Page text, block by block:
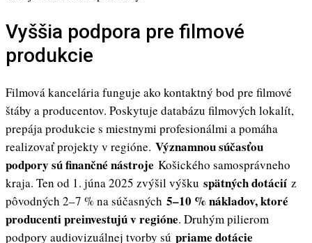
Vyššia podpora pre filmové
produkcie
Filmová kancelária funguje ako kontaktný bod pre filmové
štáby a producentov. Poskytuje databázu filmových lokalít,
prepája produkcie s miestnymi profesionálmi a pomáha
realizovať projekty v regióne. Významnou súčasťou
podpory sú finančné nástroje Košického samosprávneho
kraja. Ten od 1. júna 2025 zvýšil výšku spätných dotácií z
pôvodných 2–7 % na súčasných 5–10 % nákladov, ktoré
producenti preinvestujú v regióne. Druhým pilierom
podpory audiovizuálnej tvorby sú priame dotácie